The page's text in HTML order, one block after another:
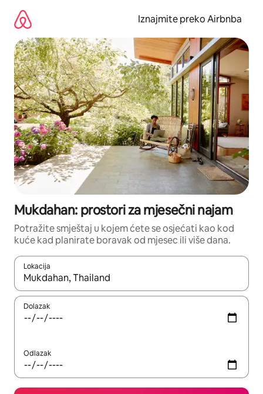
sadržaj
Iznajmite preko Airbnba
Mukdahan: prostori za mjesečni najam
Potražite smještaj u kojem ćete se osjećati kao kod
kuće kad planirate boravak od mjesec ili više dana.
Lokacija
Kada budu dostupni rezultati, moći ćete ih pregledati
Dolazak
Odlazak